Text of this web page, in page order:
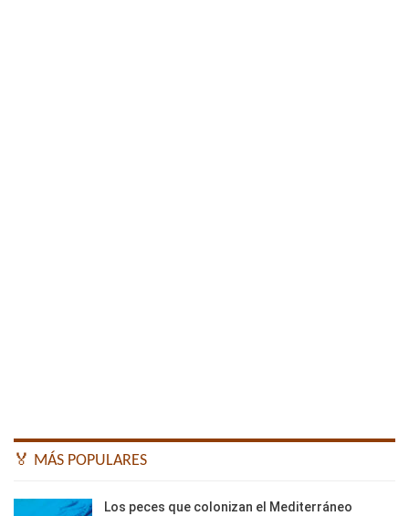
🏅 MÁS POPULARES
Los peces que colonizan el Mediterráneo